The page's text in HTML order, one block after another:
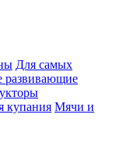
Для самых
развивающие
купания Мячи и